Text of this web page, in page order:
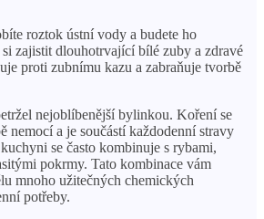
roztok ústní vody a budete ho
zajistit dlouhotrvající bílé zuby a zdravé
proti zubnímu kazu a zabraňuje tvorbě
nejoblíbenější bylinkou. Koření se
nemocí a je součástí každodenní stravy
se často kombinuje s rybami,
pokrmy. Tato kombinace vám
mnoho užitečných chemických
potřeby.